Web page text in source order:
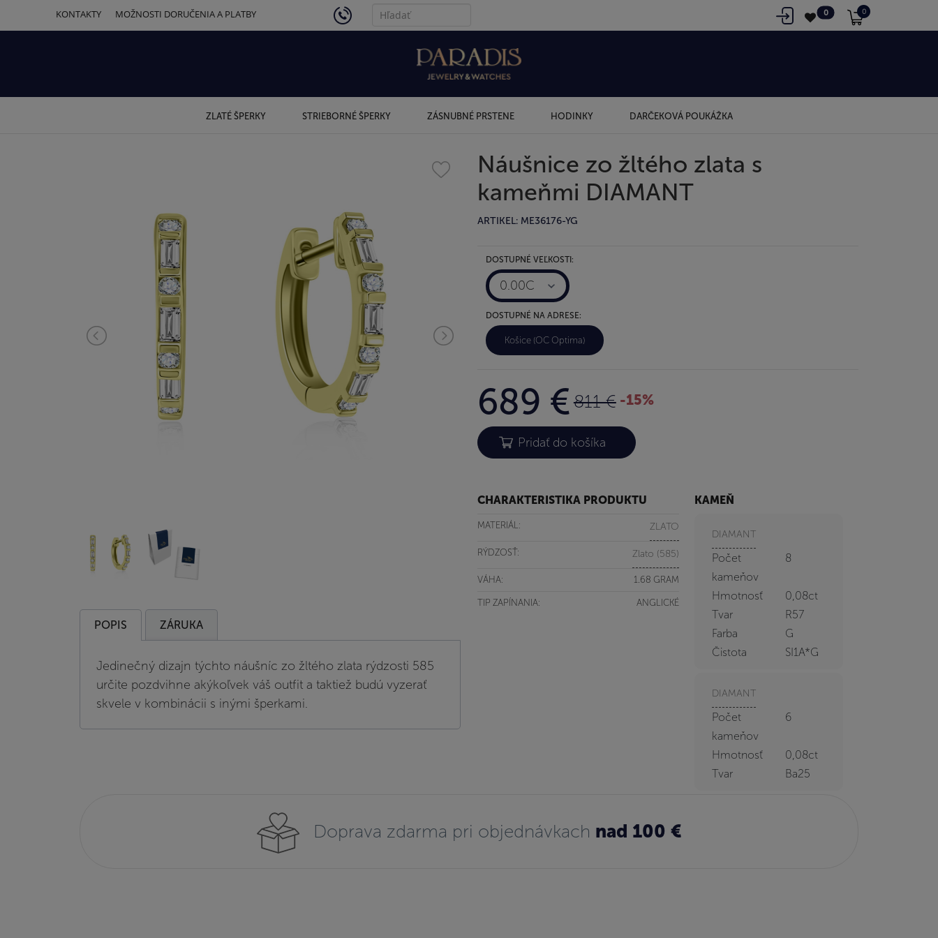
KONTAKTY MOŽNOSTI DORUČENIA A PLATBY 4434 0 0
ZLATÉ ŠPERKY STRIEBORNÉ ŠPERKY ZÁSNUBNÉ PRSTENE HODINKY DARČEKOVÁ POUKÁŽKA
POPIS ZÁRUKA
Jedinečný dizajn týchto náušníc zo žltého zlata rýdzosti 585
určite pozdvihne akýkoľvek váš outfit a taktiež budú vyzerať
skvele v kombinácii s inými šperkami.
Náušnice zo žltého zlata s
kameňmi DIAMANT
ARTIKEL: ME36176-YG
DOSTUPNÉ VEĽKOSTI:
0.00C
DOSTUPNÉ NA ADRESE:
Košice (OC Optima)
689 €811 € -15%
CHARAKTERISTIKA PRODUKTU
MATERIÁL: ZLATO
RÝDZOSŤ: Zlato (585)
VÁHA: 1.68 GRAM
TIP ZAPÍNANIA: ANGLICKÉ
KAMEŇ
DIAMANT
Počet
kameňov
8
Hmotnosť
0,08ct
Tvar
R57
Farba
G
Čistota
SI1A*G
DIAMANT
Počet
kameňov
6
Hmotnosť
0,08ct
Tvar
Ba25
Doprava zdarma pri objednávkach nad 100 €